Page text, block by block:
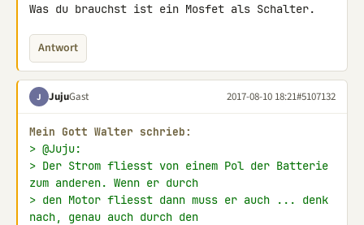
Was du brauchst ist ein Mosfet als Schalter.
Antwort
J JujuGast 2017-08-10 18:21#5107132
Mein Gott Walter schrieb:
> @Juju:
> Der Strom fliesst von einem Pol der Batterie
zum anderen. Wenn er durch
> den Motor fliesst dann muss er auch ... denk
nach, genau auch durch den